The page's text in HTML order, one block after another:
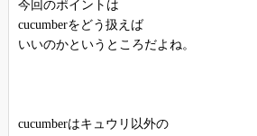
今回のポイントは
cucumberをどう扱えば
いいのかというところだよね。
cucumberはキュウリ以外の